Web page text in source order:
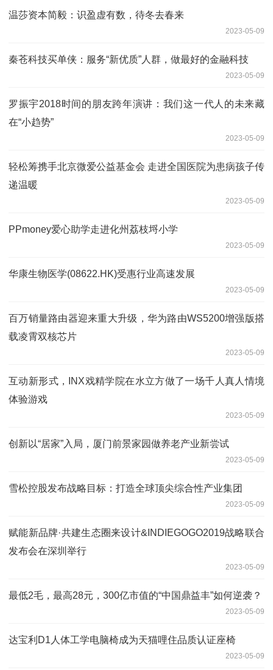
​温莎资本简毅：识盈虚有数，待冬去春来
2023-05-09
秦苍科技买单侠：服务“新优质”人群，做最好的金融科技
2023-05-09
罗振宇2018时间的朋友跨年演讲：我们这一代人的未来藏
在“小趋势”
2023-05-09
轻松筹携手北京微爱公益基金会 走进全国医院为患病孩子传
递温暖
2023-05-09
PPmoney爱心助学走进化州荔枝埒小学
2023-05-09
华康生物医学(08622.HK)受惠行业高速发展
2023-05-09
百万销量路由器迎来重大升级，华为路由WS5200增强版搭
载凌霄双核芯片
2023-05-09
互动新形式，INX戏精学院在水立方做了一场千人真人情境
体验游戏
2023-05-09
创新以“居家”入局，厦门前景家园做养老产业新尝试
2023-05-09
雪松控股发布战略目标：打造全球顶尖综合性产业集团
2023-05-09
赋能新品牌·共建生态圈来设计&INDIEGOGO2019战略联合
发布会在深圳举行
2023-05-09
最低2毛，最高28元，300亿市值的“中国鼎益丰”如何逆袭？
2023-05-09
达宝利D1人体工学电脑椅成为天猫哩住品质认证座椅
2023-05-09